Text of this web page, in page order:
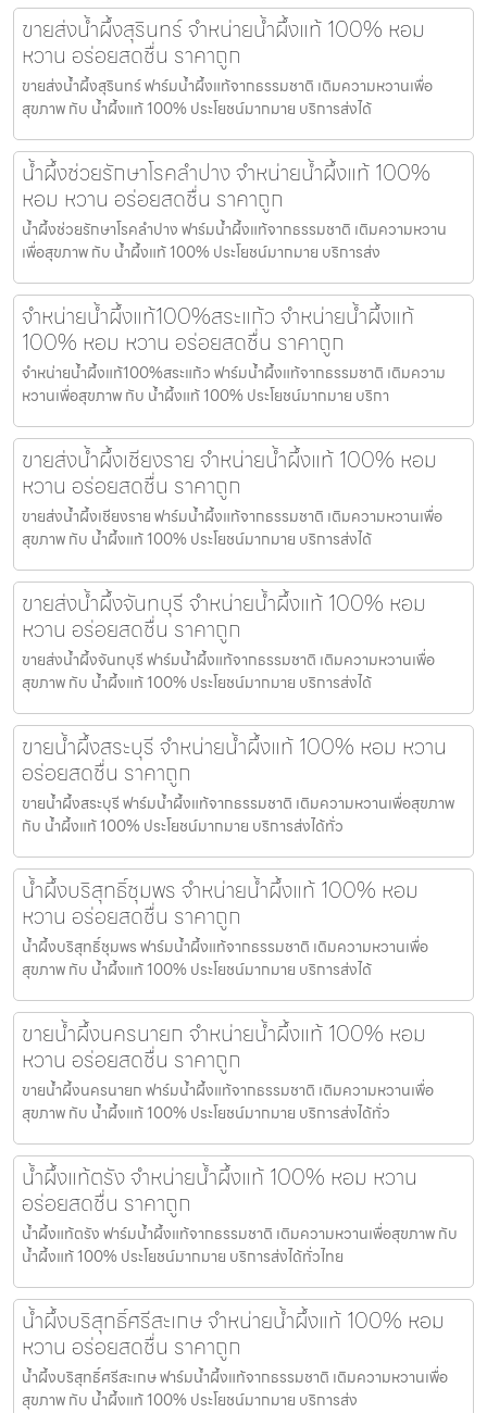
ขายส่งน้ำผึ้งสุรินทร์ จำหน่ายน้ำผึ้งแท้ 100% หอม
หวาน อร่อยสดชื่น ราคาถูก
ขายส่งน้ำผึ้งสุรินทร์ ฟาร์มน้ำผึ้งแท้จากธรรมชาติ เติมความหวานเพื่อ
สุขภาพ กับ น้ำผึ้งแท้ 100% ประโยชน์มากมาย บริการส่งได้
น้ำผึ้งช่วยรักษาโรคลำปาง จำหน่ายน้ำผึ้งแท้ 100%
หอม หวาน อร่อยสดชื่น ราคาถูก
น้ำผึ้งช่วยรักษาโรคลำปาง ฟาร์มน้ำผึ้งแท้จากธรรมชาติ เติมความหวาน
เพื่อสุขภาพ กับ น้ำผึ้งแท้ 100% ประโยชน์มากมาย บริการส่ง
จำหน่ายน้ำผึ้งแท้100%สระแก้ว จำหน่ายน้ำผึ้งแท้
100% หอม หวาน อร่อยสดชื่น ราคาถูก
จำหน่ายน้ำผึ้งแท้100%สระแก้ว ฟาร์มน้ำผึ้งแท้จากธรรมชาติ เติมความ
หวานเพื่อสุขภาพ กับ น้ำผึ้งแท้ 100% ประโยชน์มากมาย บริกา
ขายส่งน้ำผึ้งเชียงราย จำหน่ายน้ำผึ้งแท้ 100% หอม
หวาน อร่อยสดชื่น ราคาถูก
ขายส่งน้ำผึ้งเชียงราย ฟาร์มน้ำผึ้งแท้จากธรรมชาติ เติมความหวานเพื่อ
สุขภาพ กับ น้ำผึ้งแท้ 100% ประโยชน์มากมาย บริการส่งได้
ขายส่งน้ำผึ้งจันทบุรี จำหน่ายน้ำผึ้งแท้ 100% หอม
หวาน อร่อยสดชื่น ราคาถูก
ขายส่งน้ำผึ้งจันทบุรี ฟาร์มน้ำผึ้งแท้จากธรรมชาติ เติมความหวานเพื่อ
สุขภาพ กับ น้ำผึ้งแท้ 100% ประโยชน์มากมาย บริการส่งได้
ขายน้ำผึ้งสระบุรี จำหน่ายน้ำผึ้งแท้ 100% หอม หวาน
อร่อยสดชื่น ราคาถูก
ขายน้ำผึ้งสระบุรี ฟาร์มน้ำผึ้งแท้จากธรรมชาติ เติมความหวานเพื่อสุขภาพ
กับ น้ำผึ้งแท้ 100% ประโยชน์มากมาย บริการส่งได้ทั่ว
น้ำผึ้งบริสุทธิ์ชุมพร จำหน่ายน้ำผึ้งแท้ 100% หอม
หวาน อร่อยสดชื่น ราคาถูก
น้ำผึ้งบริสุทธิ์ชุมพร ฟาร์มน้ำผึ้งแท้จากธรรมชาติ เติมความหวานเพื่อ
สุขภาพ กับ น้ำผึ้งแท้ 100% ประโยชน์มากมาย บริการส่งได้
ขายน้ำผึ้งนครนายก จำหน่ายน้ำผึ้งแท้ 100% หอม
หวาน อร่อยสดชื่น ราคาถูก
ขายน้ำผึ้งนครนายก ฟาร์มน้ำผึ้งแท้จากธรรมชาติ เติมความหวานเพื่อ
สุขภาพ กับ น้ำผึ้งแท้ 100% ประโยชน์มากมาย บริการส่งได้ทั่ว
น้ำผึ้งแท้ตรัง จำหน่ายน้ำผึ้งแท้ 100% หอม หวาน
อร่อยสดชื่น ราคาถูก
น้ำผึ้งแท้ตรัง ฟาร์มน้ำผึ้งแท้จากธรรมชาติ เติมความหวานเพื่อสุขภาพ กับ
น้ำผึ้งแท้ 100% ประโยชน์มากมาย บริการส่งได้ทั่วไทย
น้ำผึ้งบริสุทธิ์ศรีสะเกษ จำหน่ายน้ำผึ้งแท้ 100% หอม
หวาน อร่อยสดชื่น ราคาถูก
น้ำผึ้งบริสุทธิ์ศรีสะเกษ ฟาร์มน้ำผึ้งแท้จากธรรมชาติ เติมความหวานเพื่อ
สุขภาพ กับ น้ำผึ้งแท้ 100% ประโยชน์มากมาย บริการส่ง